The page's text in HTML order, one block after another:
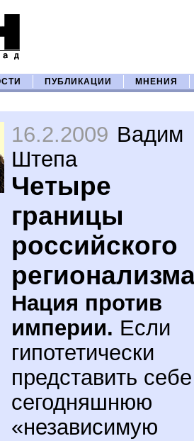
ПУБЛИКАЦИИ МНЕНИЯ
16.2.2009 Вадим
Штепа
Четыре
границы
российского
Нация против
империи. Если
гипотетически
представить себе
сегодняшнюю
«независимую